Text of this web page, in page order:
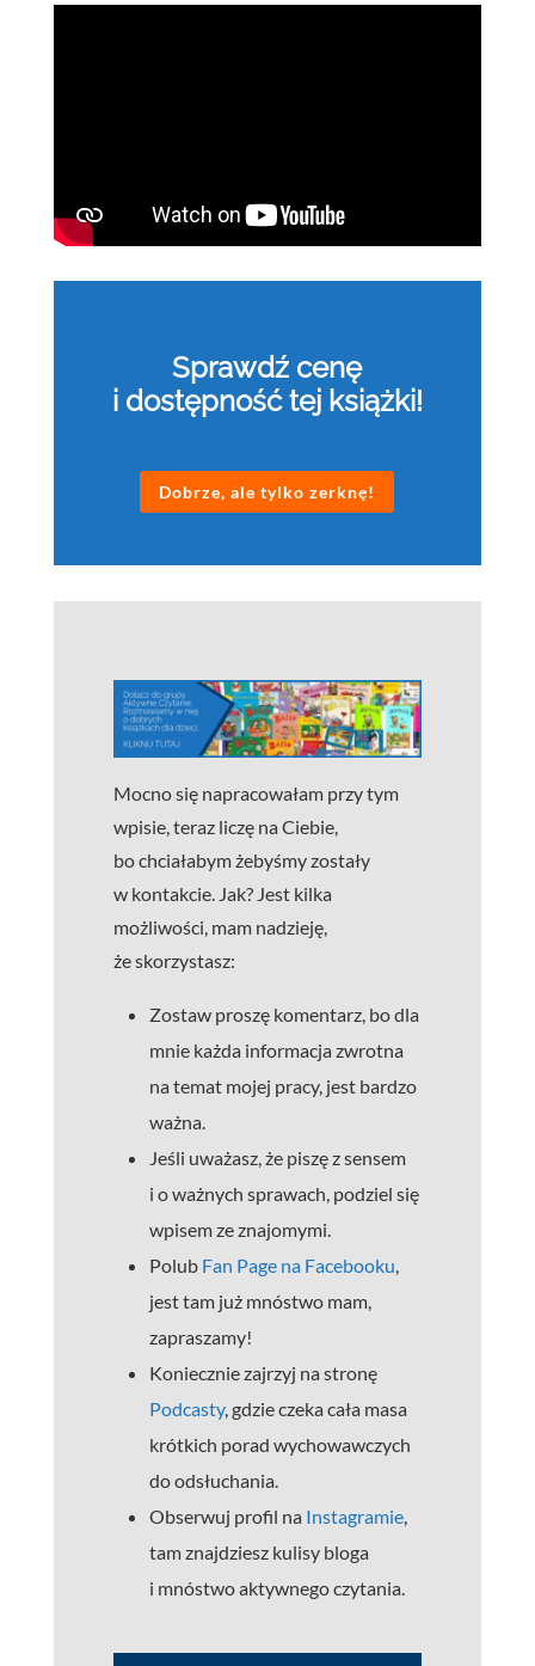
Sprawdź cenę
i dostępność tej książki!
Dobrze, ale tylko zerknę!
Mocno się napracowałam przy tym
wpisie, teraz liczę na Ciebie,
bo chciałabym żebyśmy zostały
w kontakcie. Jak? Jest kilka
możliwości, mam nadzieję,
że skorzystasz:
Zostaw proszę komentarz, bo dla
mnie każda informacja zwrotna
na temat mojej pracy, jest bardzo
ważna.
Jeśli uważasz, że piszę z sensem
i o ważnych sprawach, podziel się
wpisem ze znajomymi.
Polub Fan Page na Facebooku
jest tam już mnóstwo mam,
zapraszamy!
Koniecznie zajrzyj na stronę
Podcasty, gdzie czeka cała masa
krótkich porad wychowawczych
do odsłuchania.
Obserwuj profil na Instagramie,
tam znajdziesz kulisy bloga
i mnóstwo aktywnego czytania.